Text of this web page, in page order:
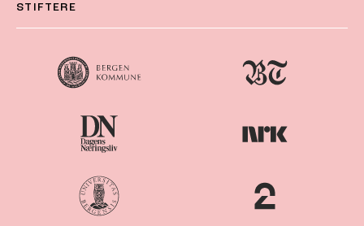
STIFTERE